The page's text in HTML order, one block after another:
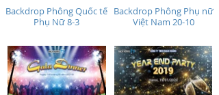
Backdrop Phông Quốc tế
Phụ Nữ 8-3
Backdrop Phông Phụ nữ
Việt Nam 20-10